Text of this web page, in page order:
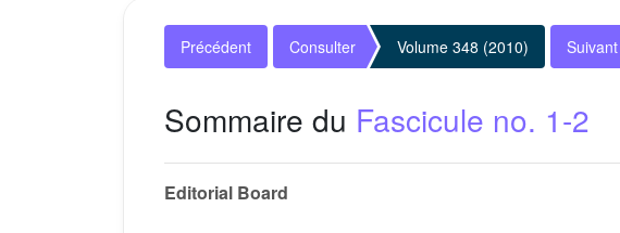
Précédent Consulter Volume 348 (2010) Suivant
Sommaire du Fascicule no. 1-2
Editorial Board